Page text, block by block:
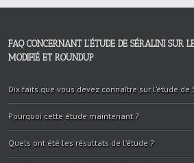
FAQ CONCERNANT L’ÉTUDE DE SÉRALINI SUR
MODIFIÉ ET ROUNDUP
Dix faits que vous devez connaître sur l’étude de
Pourquoi cette étude maintenant ?
Quels ont été les résultats de l’étude ?